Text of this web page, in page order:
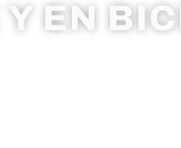
EN BICI